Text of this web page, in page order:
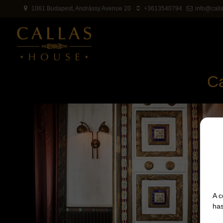
1061 Budapest, Andrássy Avenue 20 +3613540794
A